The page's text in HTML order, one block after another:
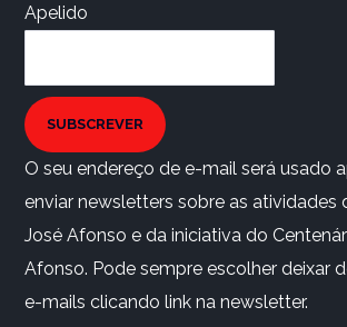
Apelido
SUBSCREVER
O seu endereço de e-mail será usado
enviar newsletters sobre as atividades
José Afonso e da iniciativa do
Afonso. Pode sempre escolher deixar
e-mails clicando link na newsletter.